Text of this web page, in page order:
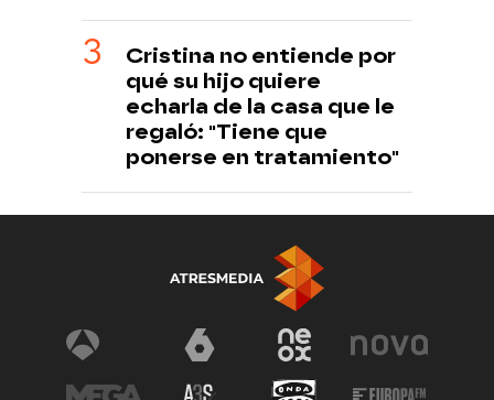
Cristina no entiende por
qué su hijo quiere
echarla de la casa que le
regaló: "Tiene que
ponerse en tratamiento"